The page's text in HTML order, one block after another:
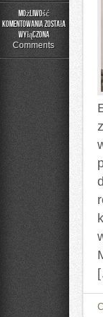
Możliwość
komentowania
sportowe
została
wyłączona
Comments